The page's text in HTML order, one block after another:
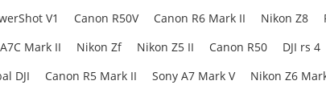
V1 Canon R50V Canon R6 Mark II Nikon Z8
Mark II Nikon Zf Nikon Z5 II Canon R50 DJI rs 4
DJI Canon R5 Mark II Sony A7 Mark V Nikon Z6